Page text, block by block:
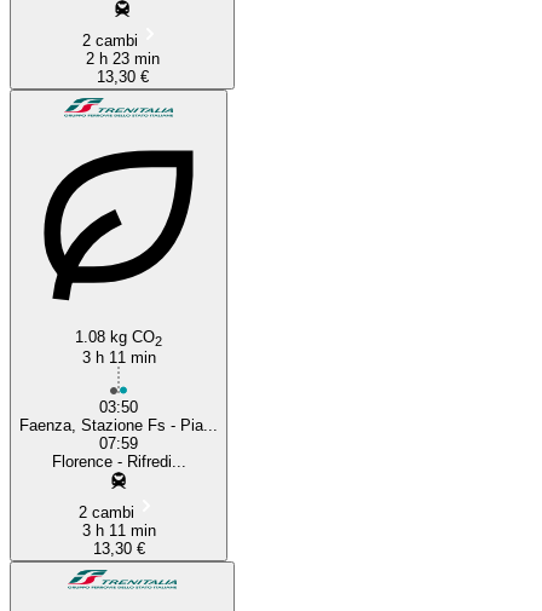
2 cambi
2 h 23 min
13,30 €
1.08 kg CO2
3 h 11 min
03:50
Faenza, Stazione Fs - Pia...
07:59
Florence - Rifredi...
2 cambi
3 h 11 min
13,30 €